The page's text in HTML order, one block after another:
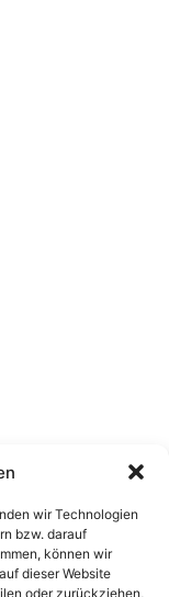
wir Technologien
bzw. darauf
können wir
dieser Website
oder zurückziehen,